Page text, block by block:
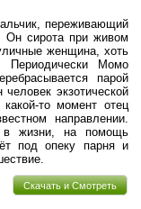
переживающий
Он сирота при живом
женщина, хоть
Периодически Момо
парой
экзотической
то момент отец
направлении.
в жизни, на помощь
под опеку парня и
Скачать и Смотреть